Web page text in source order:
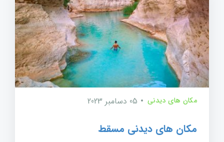
مکان های دیدنی 05 دسامبر 2023
مکان های دیدنی مسقط